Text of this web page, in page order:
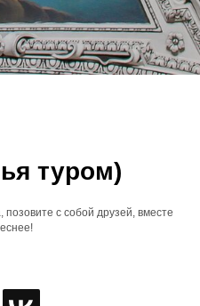
туром)
с собой друзей, вместе